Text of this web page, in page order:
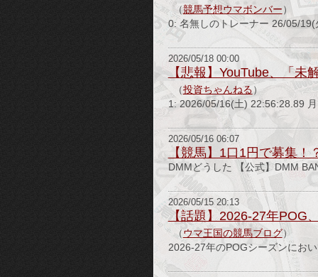
（競馬予想ウマボンバー）
0: 名無しのトレーナー 26/05/
2026/05/18 00:00
【悲報】YouTube、「未
（投資ちゃんねる）
1: 2026/05/16(土) 22:56:28.89
2026/05/16 06:07
【競馬】1口1円で募集
DMMどうした 【公式】DMM
2026/05/15 20:13
【話題】2026-27年POG
（ウマ王国の競馬ブログ）
2026-27年のPOGシーズンにお